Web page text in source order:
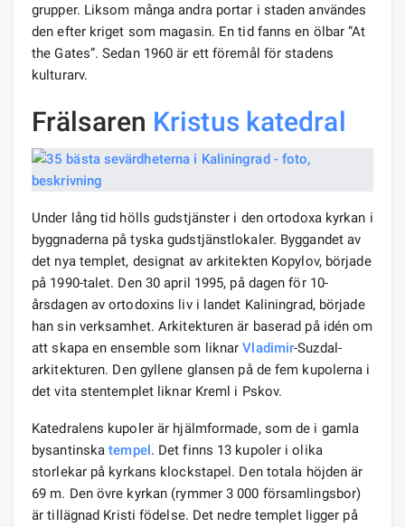
grupper. Liksom många andra portar i staden användes
den efter kriget som magasin. En tid fanns en ölbar ”At
the Gates”. Sedan 1960 är ett föremål för stadens
kulturarv.
Frälsaren Kristus katedral
Under lång tid hölls gudstjänster i den ortodoxa kyrkan i
byggnaderna på tyska gudstjänstlokaler. Byggandet av
det nya templet, designat av arkitekten Kopylov, började
på 1990-talet. Den 30 april 1995, på dagen för 10-
årsdagen av ortodoxins liv i landet Kaliningrad, började
han sin verksamhet. Arkitekturen är baserad på idén om
att skapa en ensemble som liknarVladimir-Suzdal-
arkitekturen. Den gyllene glansen på de fem kupolerna i
det vita stentemplet liknar Kreml i Pskov.
Katedralens kupoler är hjälmformade, som de i gamla
bysantinskatempel. Det finns 13 kupoler i olika
storlekar på kyrkans klockstapel. Den totala höjden är
69 m. Den övre kyrkan (rymmer 3 000 församlingsbor)
är tillägnad Kristi födelse. Det nedre templet ligger på